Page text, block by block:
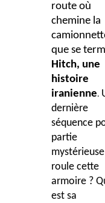
route où
chemine la
que se
Hitch, une
histoire
iranienne.
dernière
séquence
partie
roule cette
armoire ?
est sa